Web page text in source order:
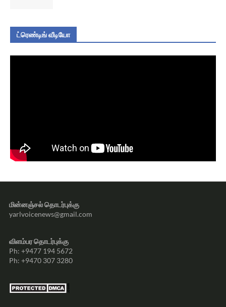
ட்ரெண்டிங் வீடியோ
மின்னஞ்சல் தொடர்புக்கு
yarlvoicenews@gmail.com
விளம்பர தொடர்புக்கு
Ph: +9477 194 5672
Ph: +9470 307 3280